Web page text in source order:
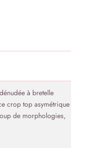
à bretelle
crop top asymétrique
de morphologies,